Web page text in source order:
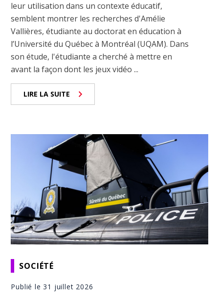
leur utilisation dans un contexte éducatif,
semblent montrer les recherches d'Amélie
Vallières, étudiante au doctorat en éducation à
l’Université du Québec à Montréal (UQAM). Dans
son étude, l'étudiante a cherché à mettre en
avant la façon dont les jeux vidéo ...
LIRE LA SUITE
SOCIÉTÉ
Publié le 31 juillet 2026